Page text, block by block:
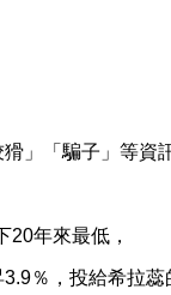
」「騙子」等資
20年來最低，
3.9％，投給希拉